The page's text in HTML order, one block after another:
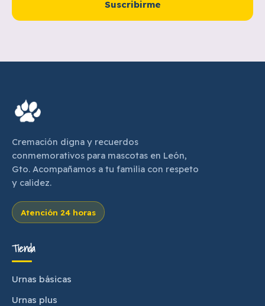
Suscribirme
Cremación digna y recuerdos
conmemorativos para mascotas en León,
Gto. Acompañamos a tu familia con respeto
y calidez.
Atención 24 horas
Tienda
Urnas básicas
Urnas plus